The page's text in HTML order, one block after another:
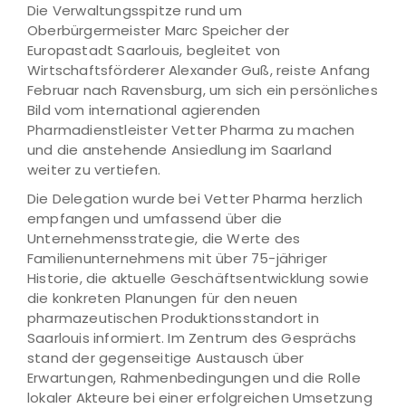
Die Verwaltungsspitze rund um
Oberbürgermeister Marc Speicher der
Europastadt Saarlouis, begleitet von
Wirtschaftsförderer Alexander Guß, reiste Anfang
Februar nach Ravensburg, um sich ein persönliches
Bild vom international agierenden
Pharmadienstleister Vetter Pharma zu machen
und die anstehende Ansiedlung im Saarland
weiter zu vertiefen.
Die Delegation wurde bei Vetter Pharma herzlich
empfangen und umfassend über die
Unternehmensstrategie, die Werte des
Familienunternehmens mit über 75-jähriger
Historie, die aktuelle Geschäftsentwicklung sowie
die konkreten Planungen für den neuen
pharmazeutischen Produktionsstandort in
Saarlouis informiert. Im Zentrum des Gesprächs
stand der gegenseitige Austausch über
Erwartungen, Rahmenbedingungen und die Rolle
lokaler Akteure bei einer erfolgreichen Umsetzung